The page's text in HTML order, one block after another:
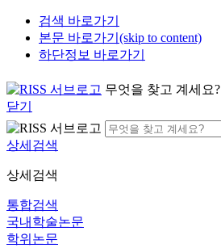
검색 바로가기
본문 바로가기(skip to content)
하단정보 바로가기
무엇을 찾고 계세요?
닫기
상세검색
상세검색
통합검색
국내학술논문
학위논문